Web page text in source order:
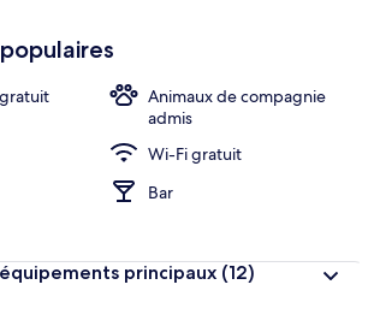
Animaux de compagnie
admis
Wi-Fi gratuit
Bar
principaux (12)